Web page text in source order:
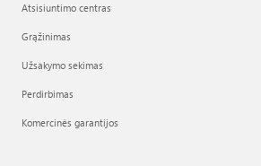
Atsisiuntimo centras
Grąžinimas
Užsakymo sekimas
Perdirbimas
Komercinės garantijos